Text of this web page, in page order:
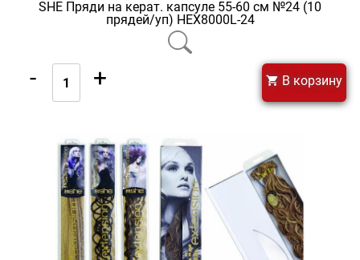
SHE Пряди на керат. капсуле 55-60 см №24 (10
прядей/уп) HEX8000L-24
- + В корзину